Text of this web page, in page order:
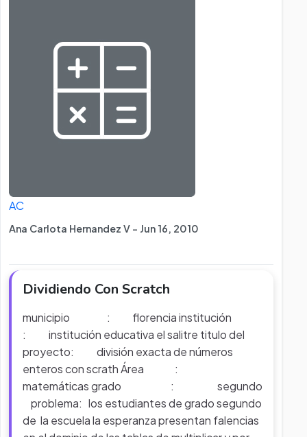
AC
Ana Carlota Hernandez V - Jun 16, 2010
Dividiendo Con Scratch
municipio : florencia institución
: institución educativa el salitre titulo del
proyecto: división exacta de números
enteros con scrath Área :
matemáticas grado : segundo
problema: los estudiantes de grado segundo
de la escuela la esperanza presentan falencias